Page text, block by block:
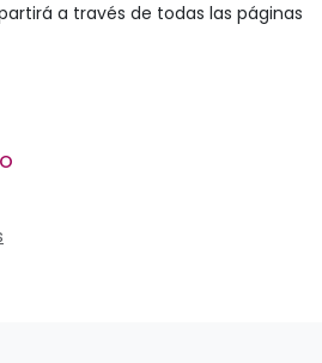
a través de todas las páginas